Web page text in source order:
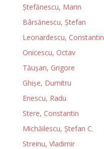
Ştefănescu, Marin
Bârsănescu, Ştefan
Leonardescu, Constantin
Onicescu, Octav
Tăuşan, Grigore
Ghișe, Dumitru
Enescu, Radu
Stere, Constantin
Michăilescu, Ștefan C.
Streinu, Vladimir